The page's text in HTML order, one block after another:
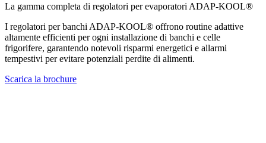
La gamma completa di regolatori per evaporatori ADAP-KOOL®
I regolatori per banchi ADAP-KOOL® offrono routine adattive
altamente efficienti per ogni installazione di banchi e celle
frigorifere, garantendo notevoli risparmi energetici e allarmi
tempestivi per evitare potenziali perdite di alimenti.
Scarica la brochure